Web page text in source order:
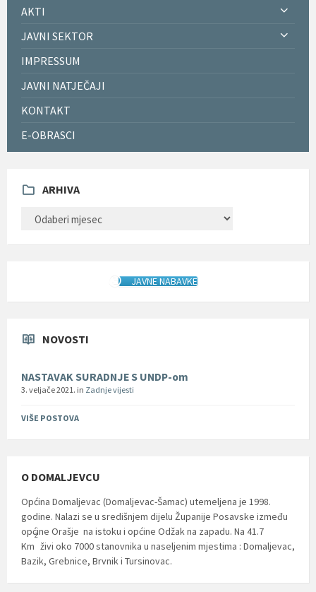
AKTI
JAVNI SEKTOR
IMPRESSUM
JAVNI NATJEČAJI
KONTAKT
E-OBRASCI
ARHIVA
JAVNE NABAVKE
NOVOSTI
NASTAVAK SURADNJE S UNDP-om
3. veljače 2021. in Zadnje vijesti
VIŠE POSTOVA
O DOMALJEVCU
Općina Domaljevac (Domaljevac-Šamac) utemeljena je 1998.
godine. Nalazi se u središnjem dijelu Županije Posavske između
općine Orašje na istoku i općine Odžak na zapadu. Na 41.7
Km
2
živi oko 7000 stanovnika u naseljenim mjestima : Domaljevac,
Bazik, Grebnice, Brvnik i Tursinovac.